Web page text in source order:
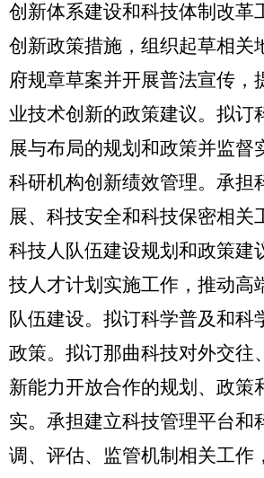
创新体系建设和科技体制改革
创新政策措施，组织起草相关
府规章草案并开展普法宣传，
业技术创新的政策建议。拟订
展与布局的规划和政策并监督
科研机构创新绩效管理。承担
展、科技安全和科技保密相关
科技人队伍建设规划和政策建
技人才计划实施工作，推动高
队伍建设。拟订科学普及和科
政策。拟订那曲科技对外交往
新能力开放合作的规划、政策
实。承担建立科技管理平台和
调、评估、监管机制相关工作